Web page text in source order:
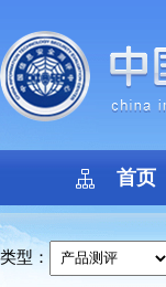
首页
类型：